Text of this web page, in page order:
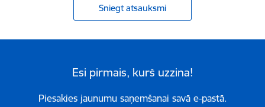
Sniegt atsauksmi
Esi pirmais, kurš uzzina!
Piesakies jaunumu saņemšanai savā e-pastā.